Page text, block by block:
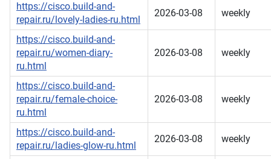
https://cisco.build-and-
repair.ru/lovely-ladies-ru.html
2026-03-08 weekly
https://cisco.build-and-
repair.ru/women-diary-
ru.html
2026-03-08 weekly
https://cisco.build-and-
repair.ru/female-choice-
ru.html
2026-03-08 weekly
https://cisco.build-and-
repair.ru/ladies-glow-ru.html
2026-03-08 weekly